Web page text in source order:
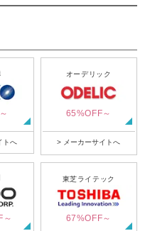
トへ
オーデリック
65%OFF～
> メーカーサイトへ
～
東芝ライテック
67%OFF～